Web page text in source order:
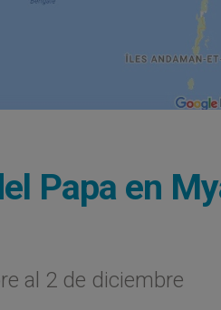
Papa en
al 2 de diciembre